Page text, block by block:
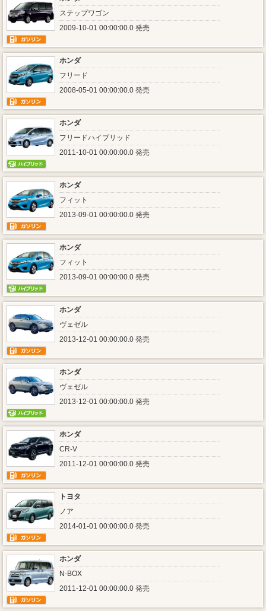
ステップワゴン
2009-10-01 00:00:00.0 発売
ホンダ
フリード
2008-05-01 00:00:00.0 発売
ホンダ
フリードハイブリッド
2011-10-01 00:00:00.0 発売
ホンダ
フィット
2013-09-01 00:00:00.0 発売
ホンダ
フィット
2013-09-01 00:00:00.0 発売
ホンダ
ヴェゼル
2013-12-01 00:00:00.0 発売
ホンダ
ヴェゼル
2013-12-01 00:00:00.0 発売
ホンダ
CR-V
2011-12-01 00:00:00.0 発売
トヨタ
ノア
2014-01-01 00:00:00.0 発売
ホンダ
N-BOX
2011-12-01 00:00:00.0 発売